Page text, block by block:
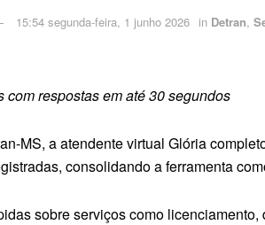
15:54 segunda-feira, 1 junho 2026 in Detran,
respostas em até 30 segundos
MS, a atendente virtual Glória
consolidando a ferramenta
sobre serviços como